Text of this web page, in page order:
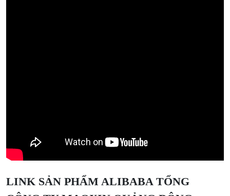
LINK SẢN PHẨM ALIBABA TỔNG